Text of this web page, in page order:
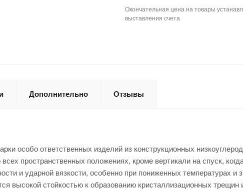
Окончательная цена на товары
выставления счета
Дополнительно Отзывы
особо ответственных изделий из конструкционных
пространственных положениях, кроме вертикали на спуск,
и ударной вязкости, особенно при пониженных температурах и
высокой стойкостью к образованию кристаллизационных